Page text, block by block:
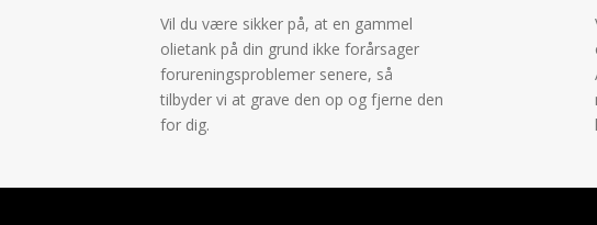
Vil du være sikker på, at en gammel
olietank på din grund ikke forårsager
forureningsproblemer senere, så
tilbyder vi at grave den op og fjerne den
for dig.